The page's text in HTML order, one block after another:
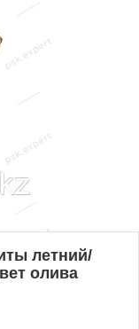
летний/
олива